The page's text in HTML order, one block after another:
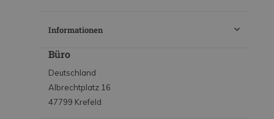
Informationen
Büro
Deutschland
Albrechtplatz 16
47799 Krefeld